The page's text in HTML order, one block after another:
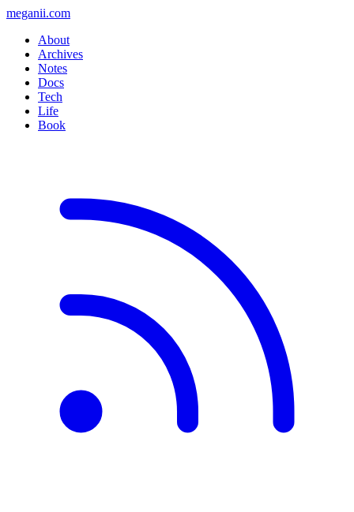
meganii.com
About
Archives
Notes
Docs
Tech
Life
Book